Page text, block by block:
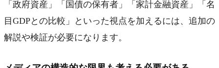
「政府資産」「国債の保有者」「家計金融資産」「名
目GDPとの比較」といった視点を加えるには、追加の
解説や検証が必要になります。